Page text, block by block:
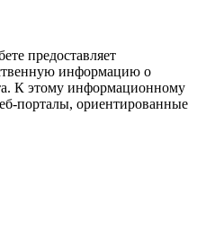
предоставляет
информацию о
К этому информационному
порталы, ориентированные